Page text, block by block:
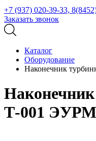
+7 (937) 020-39-33,
Заказать звонок
Каталог
Оборудование
Наконечник
Т-001